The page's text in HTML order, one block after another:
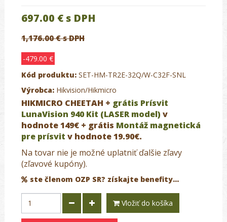
697.00 € s DPH
1,176.00 € s DPH
-479.00 €
Kód produktu: SET-HM-TR2E-32Q/W-C32F-SNL
Výrobca: Hikvision/Hikmicro
HIKMICRO CHEETAH + grátis Prísvit
LunaVision 940 Kit (LASER model) v
hodnote 149€ + grátis Montáž magnetická
pre prísvit v hodnote 19.90€.
Na tovar nie je možné uplatniť ďalšie zľavy
(zľavové kupóny).
ste členom OZP SR? získajte benefity...
Vložiť do košíka